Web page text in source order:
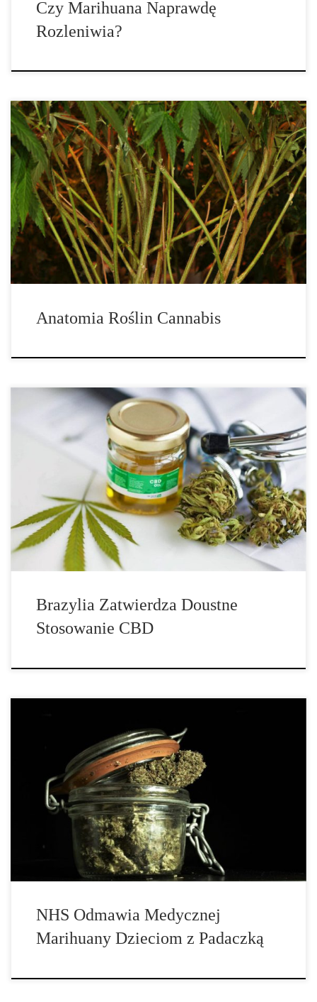
Czy Marihuana Naprawdę
Rozleniwia?
Niewiele współczesnych symboli jest tak kultowych jak liść
konopi. Jednak ze względu na jego ograniczony status i
klasyfikację federalną jako substancja kontrolowana według
harmonogramu I, wielu entuzjastów konopi nigdy nie widziało
dorosłej rośliny. Ten przewodnik ma na celu zapoznanie starych
[…]
Anatomia Roślin Cannabis
Brazylia zatwierdza produkt CBD do stosowania oralnego na
nowych zasadach. Brazylijskie władze ds. Zdrowia wydały
zezwolenie na doustny produkt CBD niezawierający THC, co jest
ważnym kamieniem milowym w branży konopi indyjskich w
największej gospodarce Ameryki Łacińskiej. Roztwór doustny
zarejestrowany dla […]
Brazylia Zatwierdza Doustne
Stosowanie CBD
„NHS wielokrotnie odmówiło finansowania medycznej marihuany
dla dzieci z ciężką padaczką” – mówią pokrzywdzone rodziny.
Uważa się, że na olej „z całych roślin konopi indyjskich”
przepisano jedynie trzy recepty, odkąd marihuana została
zalegalizowana dwa lata temu, mówi grupa kampanii End […]
NHS Odmawia Medycznej
Marihuany Dzieciom z Padaczką